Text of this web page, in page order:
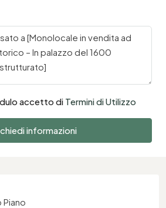
accetto di Termini di Utilizzo
informazioni
Piano